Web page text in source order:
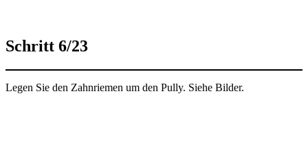
Schritt 6/23
Legen Sie den Zahnriemen um den Pully. Siehe Bilder.